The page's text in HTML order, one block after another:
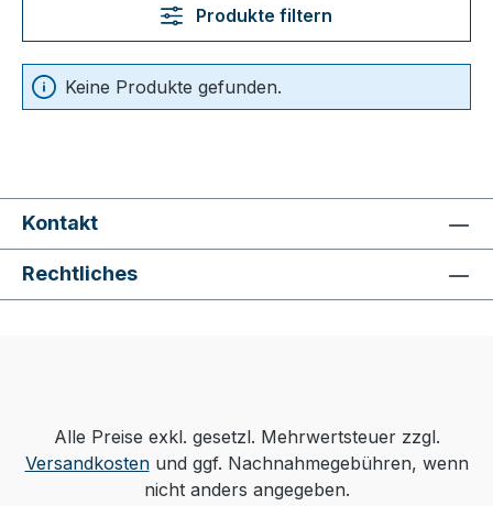
Produkte filtern
Keine Produkte gefunden.
Kontakt
Rechtliches
Alle Preise exkl. gesetzl. Mehrwertsteuer zzgl.
Versandkostenund ggf. Nachnahmegebühren, wenn
nicht anders angegeben.